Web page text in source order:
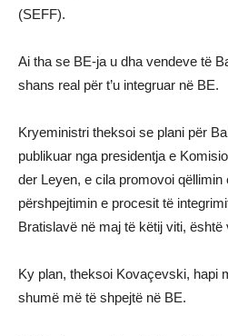
(SEFF).
Ai tha se BE-ja u dha vendeve të
shans real për t’u integruar në BE.
Kryeministri theksoi se plani për
publikuar nga presidentja e
der Leyen, e cila promovoi qëllimin
përshpejtimin e procesit të
Bratislavë në maj të këtij viti,
Ky plan, theksoi Kovaçevski, hapi
shumë më të shpejtë në BE.